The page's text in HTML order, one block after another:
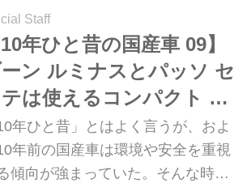
Staff
10年ひと昔の国産車 09】
ン ルミナスとパッソ セ
テは使えるコンパクト ミ
バンだった
10年ひと昔」とはよく言うが、およ
年前の国産車は環境や安全を重視
傾向が強まっていた。そんな時代